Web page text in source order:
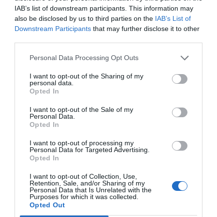
IAB’s list of downstream participants. This information may
also be disclosed by us to third parties on the IAB’s List of
Downstream Participants that may further disclose it to other
Personal Data Processing Opt Outs
I want to opt-out of the Sharing of my
personal data.
Opted In
I want to opt-out of the Sale of my
Personal Data.
Opted In
I want to opt-out of processing my
Personal Data for Targeted Advertising.
Opted In
I want to opt-out of Collection, Use,
Retention, Sale, and/or Sharing of my
Personal Data that Is Unrelated with the
Purposes for which it was collected.
Opted Out